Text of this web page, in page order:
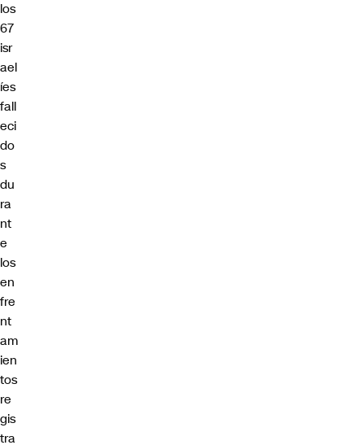
los
67
isr
ael
íes
fall
eci
do
s
du
ra
nt
e
los
en
fre
nt
am
ien
tos
re
gis
tra